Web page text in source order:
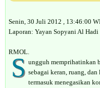
Senin, 30 Juli 2012 , 13:46:00
Laporan: Yayan Sopyani Al Hadi
RMOL.
S ungguh memprihatinkan
sebagai keran, ruang,
termasuk menegasikan